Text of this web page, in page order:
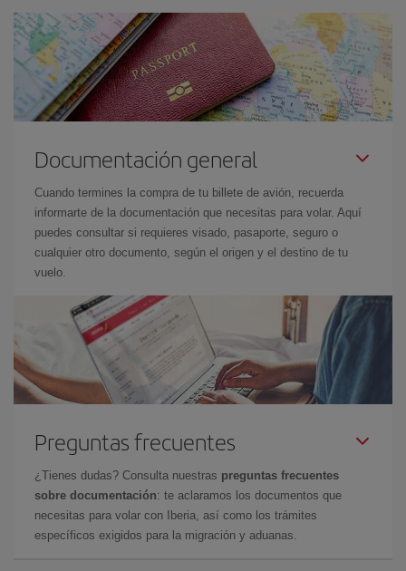
Documentación general
Cuando termines la compra de tu billete de avión, recuerda
informarte de la documentación que necesitas para volar. Aquí
puedes consultar si requieres visado, pasaporte, seguro o
cualquier otro documento, según el origen y el destino de tu
vuelo.
Preguntas frecuentes
¿Tienes dudas? Consulta nuestras preguntas frecuentes
sobre documentación: te aclaramos los documentos que
necesitas para volar con Iberia, así como los trámites
específicos exigidos para la migración y aduanas.